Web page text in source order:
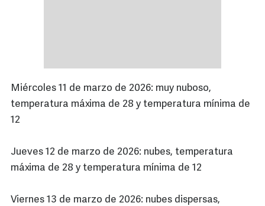
Miércoles 11 de marzo de 2026: muy nuboso,
temperatura máxima de 28 y temperatura mínima de
12
Jueves 12 de marzo de 2026: nubes, temperatura
máxima de 28 y temperatura mínima de 12
Viernes 13 de marzo de 2026: nubes dispersas,